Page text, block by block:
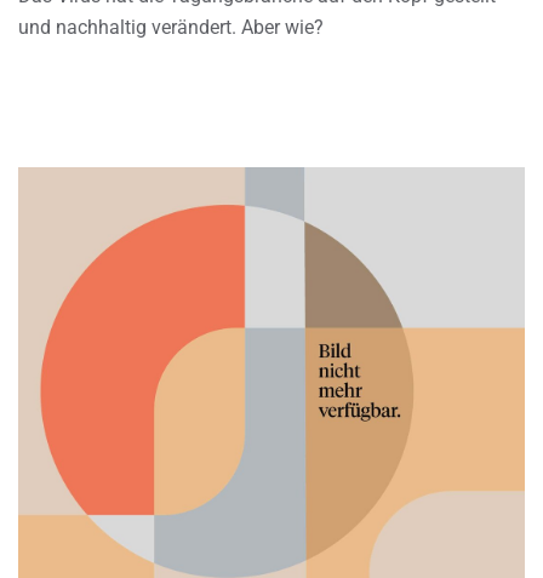
und nachhaltig verändert. Aber wie?